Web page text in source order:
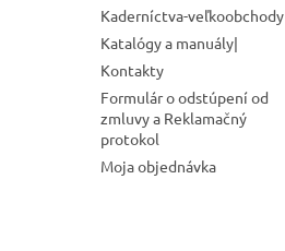
Kaderníctva-veľkoobchody
Katalógy a manuály|
Kontakty
Formulár o odstúpení od
zmluvy a Reklamačný
protokol
Moja objednávka